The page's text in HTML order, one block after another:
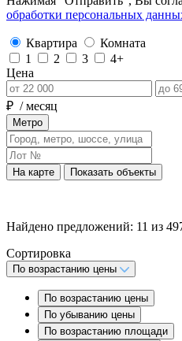
обработки персональных
Квартира
Комната
1
2 3
4+
Цена
₽ / месяц
Метро
На карте Показать объекты
Найдено предложений: 11 из
Сортировка
По возрастанию цены
По возрастанию цены
По убыванию цены
По возрастанию площади